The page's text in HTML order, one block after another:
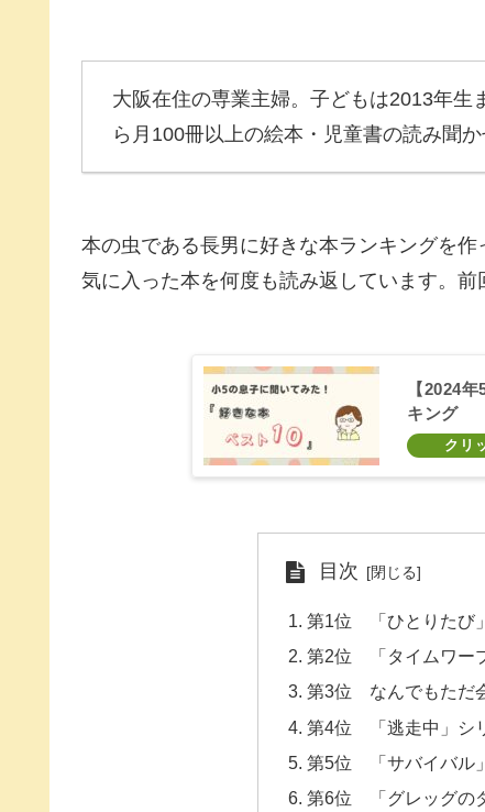
大阪在住の専業主婦。子どもは2013年
ら月100冊以上の絵本・児童書の読み聞
本の虫である長男に好きな本ランキングを
気に入った本を何度も読み返しています。前
【2024
キング
目次
第1位 「ひとりたび
第2位 「タイムワー
第3位 なんでもただ
第4位 「逃走中」シ
第5位 「サバイバル
第6位 「グレッグの